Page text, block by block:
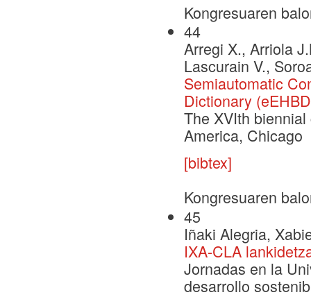
Kongresuaren
44
Arregi X., Arriola
Lascurain V.,
Semiautomatic
Dictionary
The XVIth
America, Chicago
[bibtex]
Kongresuaren
45
Iñaki Alegria,
IXA-CLA
Jornadas en la
desarrollo